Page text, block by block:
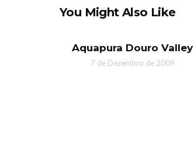
You Might Also Like
Aquapura Douro Valley
7 de Dezembro de 2009